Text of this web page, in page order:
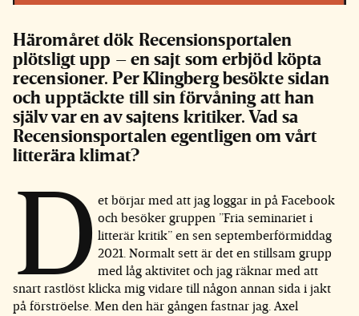
Häromåret dök Recensionsportalen
plötsligt upp – en sajt som erbjöd köpta
recensioner. Per Klingberg besökte sidan
och upptäckte till sin förvåning att han
själv var en av sajtens kritiker. Vad sa
Recensionsportalen egentligen om vårt
litterära klimat?
D et börjar med att jag loggar in på Facebook
och besöker gruppen ”Fria seminariet i
litterär kritik” en sen septemberförmiddag
2021. Normalt sett är det en stillsam grupp
med låg aktivitet och jag räknar med att
snart rastlöst klicka mig vidare till någon annan sida i jakt
på förströelse. Men den här gången fastnar jag. Axel